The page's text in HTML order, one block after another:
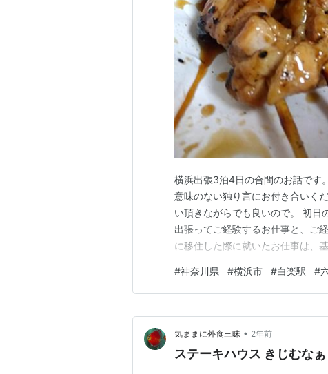
横浜出張3泊4日の合間のお話です
意味のない独り言にお付き合いく
い頂きながらでも良いので。 初日
出張ってご経験するお仕事と、ご
に移住した際に就いたお仕事は、
んは遠方へお仕事で行かれた事は
たら嬉しいです。 さて今回は神奈
#神奈川県 #横浜市 #白楽駅 #
気ままに外食三昧 • 2年前
ステーキハウス きじむなぁ